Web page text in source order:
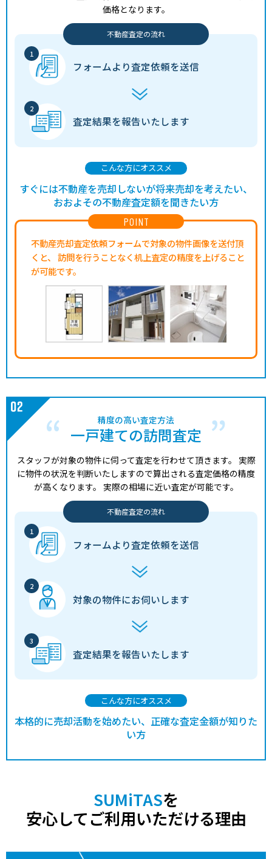
価格となります。
不動産査定の流れ
フォームより査定依頼を送信
査定結果を報告いたします
POINT
不動産売却査定依頼フォームで対象の物件画像を送付頂
くと、
訪問を行うことなく机上査定の精度を上げること
が可能です。
こんな方にオススメ
すぐには不動産を売却しないが将来売却を考えたい、
おおよその不動産査定額を聞きたい方
精度の高い査定方法
一戸建ての訪問査定
スタッフが対象の物件に伺って査定を行わせて頂きます。 実際
に物件の状況を判断いたしますので算出される査定価格の精度
が高くなります。 実際の相場に近い査定が可能です。
不動産査定の流れ
フォームより査定依頼を送信
対象の物件にお伺いします
査定結果を報告いたします
こんな方にオススメ
本格的に売却活動を始めたい、正確な査定金額が知りた
い方
SUMiTASを
安心してご利用いただける理由